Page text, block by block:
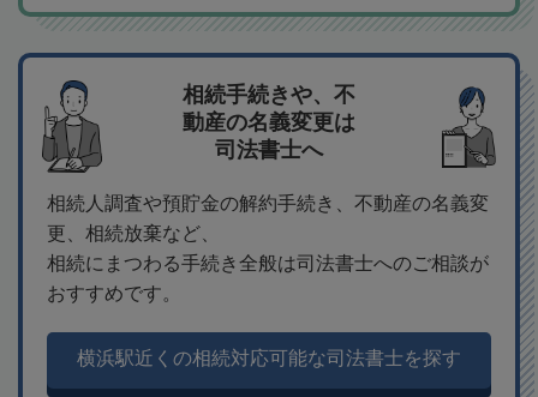
相続手続きや、不
動産の名義変更は
司法書士へ
相続人調査や預貯金の解約手続き、不動産の名義変
更、相続放棄など、
相続にまつわる手続き全般は司法書士へのご相談が
おすすめです。
横浜駅近くの相続対応可能な司法書士を探す